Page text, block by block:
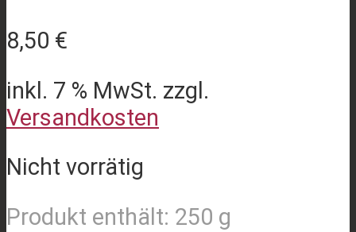
8,50 €
inkl. 7 % MwSt. zzgl.
Versandkosten
Nicht vorrätig
Produkt enthält: 250 g